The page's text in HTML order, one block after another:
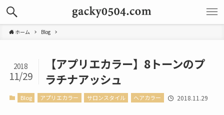
ホーム Blog
【アプリエカラー】8トーンのプ
ラチナアッシュ
2018
11/29
Blog アプリエカラー サロンスタイル ヘアカラー 2018.11.29